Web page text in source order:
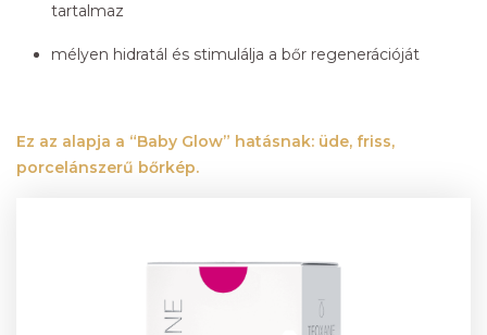
tartalmaz
mélyen hidratál és stimulálja a bőr regenerációját
Ez az alapja a “Baby Glow” hatásnak: üde, friss,
porcelánszerű bőrkép.